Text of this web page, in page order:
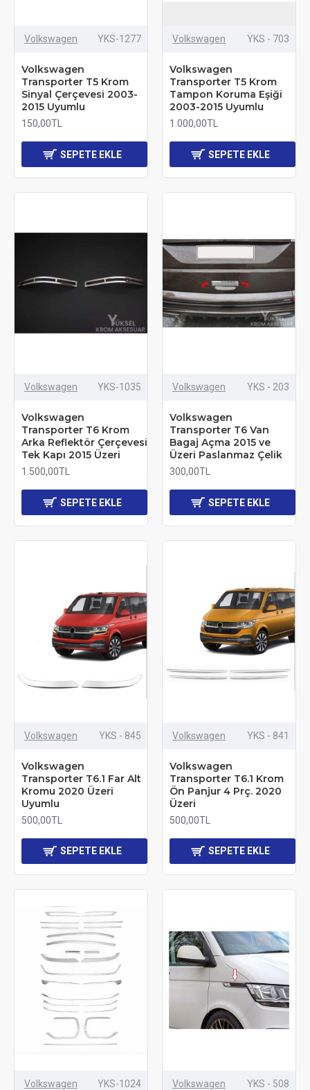
Volkswagen YKS-1277
Volkswagen
Transporter T5 Krom
Sinyal Çerçevesi 2003-
2015 Uyumlu
150,00TL
SEPETE EKLE
Volkswagen YKS - 703
Volkswagen
Transporter T5 Krom
Tampon Koruma Eşiği
2003-2015 Uyumlu
1.000,00TL
SEPETE EKLE
Volkswagen YKS-1035
Volkswagen
Transporter T6 Krom
Arka Reflektör Çerçevesi
Tek Kapı 2015 Üzeri
1.500,00TL
SEPETE EKLE
Volkswagen YKS - 203
Volkswagen
Transporter T6 Van
Bagaj Açma 2015 ve
Üzeri Paslanmaz Çelik
300,00TL
SEPETE EKLE
Volkswagen YKS - 845
Volkswagen
Transporter T6.1 Far Alt
Kromu 2020 Üzeri
Uyumlu
500,00TL
SEPETE EKLE
Volkswagen YKS - 841
Volkswagen
Transporter T6.1 Krom
Ön Panjur 4 Prç. 2020
Üzeri
500,00TL
SEPETE EKLE
Volkswagen YKS-1024 Volkswagen YKS - 508